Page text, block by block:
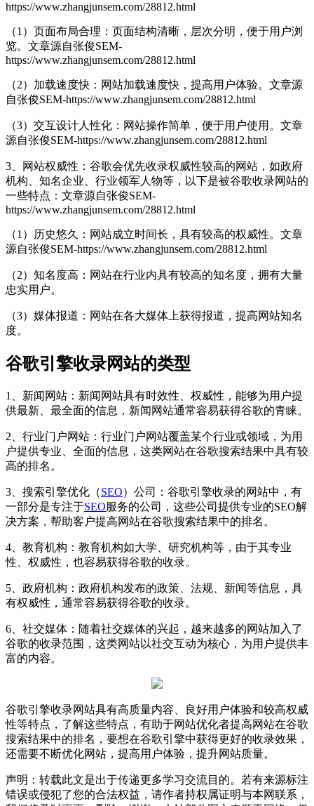
https://www.zhangjunsem.com/28812.html
（1）页面布局合理：页面结构清晰，层次分明，便于用户浏
览。 文章源自张俊SEM-
https://www.zhangjunsem.com/28812.html
（2）加载速度快：网站加载速度快，提高用户体验。 文章源
自张俊SEM-https://www.zhangjunsem.com/28812.html
（3）交互设计人性化：网站操作简单，便于用户使用。 文章
源自张俊SEM-https://www.zhangjunsem.com/28812.html
3、网站权威性：谷歌会优先收录权威性较高的网站，如政府
机构、知名企业、行业领军人物等，以下是被谷歌收录网站的
一些特点： 文章源自张俊SEM-
https://www.zhangjunsem.com/28812.html
（1）历史悠久：网站成立时间长，具有较高的权威性。 文章
源自张俊SEM-https://www.zhangjunsem.com/28812.html
（2）知名度高：网站在行业内具有较高的知名度，拥有大量
忠实用户。
（3）媒体报道：网站在各大媒体上获得报道，提高网站知名
度。
谷歌引擎收录网站的类型
1、新闻网站：新闻网站具有时效性、权威性，能够为用户提
供最新、最全面的信息，新闻网站通常容易获得谷歌的青睐。
2、行业门户网站：行业门户网站覆盖某个行业或领域，为用
户提供专业、全面的信息，这类网站在谷歌搜索结果中具有较
高的排名。
3、搜索引擎优化（SEO）公司：谷歌引擎收录的网站中，有
一部分是专注于SEO服务的公司，这些公司提供专业的SEO解
决方案，帮助客户提高网站在谷歌搜索结果中的排名。
4、教育机构：教育机构如大学、研究机构等，由于其专业
性、权威性，也容易获得谷歌的收录。
5、政府机构：政府机构发布的政策、法规、新闻等信息，具
有权威性，通常容易获得谷歌的收录。
6、社交媒体：随着社交媒体的兴起，越来越多的网站加入了
谷歌的收录范围，这类网站以社交互动为核心，为用户提供丰
富的内容。
谷歌引擎收录网站具有高质量内容、良好用户体验和较高权威
性等特点，了解这些特点，有助于网站优化者提高网站在谷歌
搜索结果中的排名，要想在谷歌引擎中获得更好的收录效果，
还需要不断优化网站，提高用户体验，提升网站质量。
声明：转载此文是出于传递更多学习交流目的。若有来源标注
错误或侵犯了您的合法权益，请作者持权属证明与本网联系，